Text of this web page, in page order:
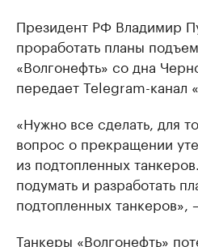
Президент РФ Владимир
проработать планы
«Волгонефть» со дна
передает Telegram-канал
«Нужно все сделать, для
вопрос о прекращении
из подтопленных
подумать и разработать
подтопленных танкеров»,
Танкеры «Волгонефть»